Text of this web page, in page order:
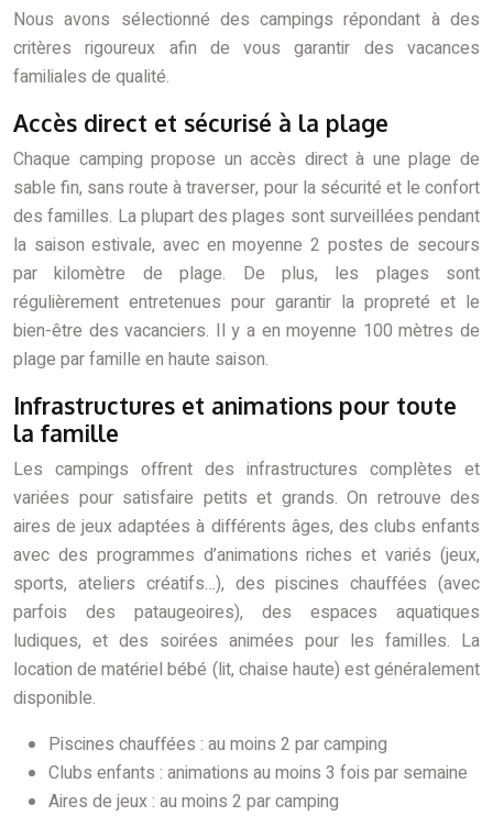
Nous avons sélectionné des campings répondant à des
critères rigoureux afin de vous garantir des vacances
familiales de qualité.
Accès direct et sécurisé à la plage
Chaque camping propose un accès direct à une plage de
sable fin, sans route à traverser, pour la sécurité et le confort
des familles. La plupart des plages sont surveillées pendant
la saison estivale, avec en moyenne 2 postes de secours
par kilomètre de plage. De plus, les plages sont
régulièrement entretenues pour garantir la propreté et le
bien-être des vacanciers. Il y a en moyenne 100 mètres de
plage par famille en haute saison.
Infrastructures et animations pour toute
la famille
Les campings offrent des infrastructures complètes et
variées pour satisfaire petits et grands. On retrouve des
aires de jeux adaptées à différents âges, des clubs enfants
avec des programmes d’animations riches et variés (jeux,
sports, ateliers créatifs…), des piscines chauffées (avec
parfois des pataugeoires), des espaces aquatiques
ludiques, et des soirées animées pour les familles. La
location de matériel bébé (lit, chaise haute) est généralement
disponible.
Piscines chauffées : au moins 2 par camping
Clubs enfants : animations au moins 3 fois par semaine
Aires de jeux : au moins 2 par camping